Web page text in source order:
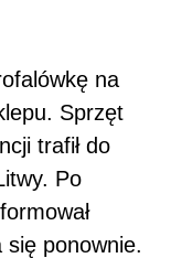
na
Sprzęt
trafił do
Po
się ponownie.